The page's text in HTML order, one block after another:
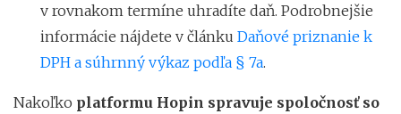
v rovnakom termíne uhradíte daň. Podrobnejšie
informácie nájdete v článku Daňové priznanie k
DPH a súhrnný výkaz podľa § 7a.
Nakoľko platformu Hopin spravuje spoločnosť so